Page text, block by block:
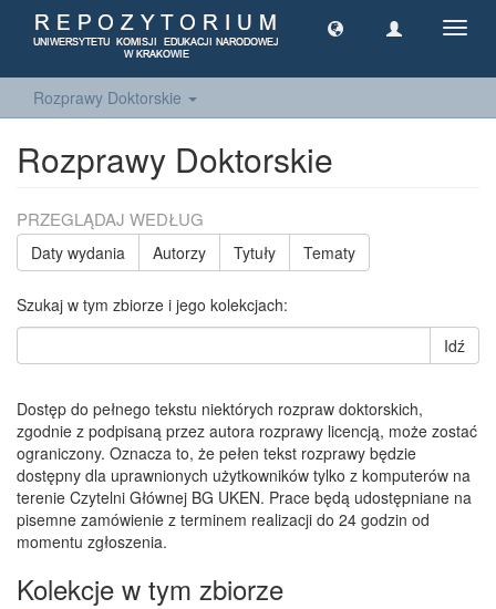
Rozprawy Doktorskie
Rozprawy Doktorskie
PRZEGLĄDAJ WEDŁUG
Daty wydania Autorzy Tytuły Tematy
Szukaj w tym zbiorze i jego kolekcjach:
Idź
Dostęp do pełnego tekstu niektórych rozpraw doktorskich,
zgodnie z podpisaną przez autora rozprawy licencją, może zostać
ograniczony. Oznacza to, że pełen tekst rozprawy będzie
dostępny dla uprawnionych użytkowników tylko z komputerów na
terenie Czytelni Głównej BG UKEN. Prace będą udostępniane na
pisemne zamówienie z terminem realizacji do 24 godzin od
momentu zgłoszenia.
Kolekcje w tym zbiorze